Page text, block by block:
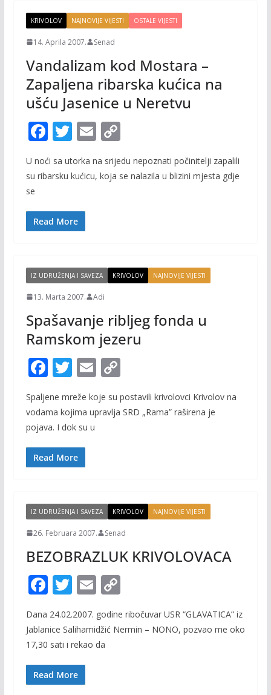
KRIVOLOV NAJNOVIJE VIJESTI OSTALE VIJESTI
14. Aprila 2007. Senad
Vandalizam kod Mostara –
Zapaljena ribarska kućica na
ušću Jasenice u Neretvu
F
ac
e
o
o
T
w
itt
E
ai
l
C
o
p
U noći sa utorka na srijedu nepoznati počinitelji zapalili
su ribarsku kućicu, koja se nalazila u blizini mjesta gdje
se
Read More
IZ UDRUŽENJA I SAVEZA KRIVOLOV NAJNOVIJE VIJESTI
13. Marta 2007. Adi
Spašavanje ribljeg fonda u
Ramskom jezeru
F
e
b
o
o
T
w
itt
er
E
ai
C
p
Spaljene mreže koje su postavili krivolovci Krivolov na
vodama kojima upravlja SRD „Rama” raširena je
pojava. I dok su u
Read More
IZ UDRUŽENJA I SAVEZA KRIVOLOV NAJNOVIJE VIJESTI
26. Februara 2007. Senad
BEZOBRAZLUK KRIVOLOVACA
F
e
b
o
o
T
itt
er
E
m
ai
l
C
o
p
Dana 24.02.2007. godine ribočuvar USR “GLAVATICA” iz
Jablanice Salihamidžić Nermin – NONO, pozvao me oko
17,30 sati i rekao da
Read More